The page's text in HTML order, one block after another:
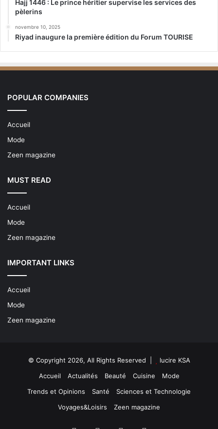
Hajj 1446 : Le prince héritier supervise les services des
pèlerins
novembre 10, 2025
Riyad inaugure la première édition du Forum TOURISE
POPULAR COMPANIES
Accueil
Mode
Zeen magazine
MUST READ
Accueil
Mode
Zeen magazine
IMPORTANT LINKS
Accueil
Mode
Zeen magazine
© Copyright 2026, All Rights Reserved |
lucire KSA
Accueil
Actualités Beauté Cuisine
Mode
Trends et Opinions
Santé
Sciences et Technologie
Voyages&Loisirs
Zeen magazine